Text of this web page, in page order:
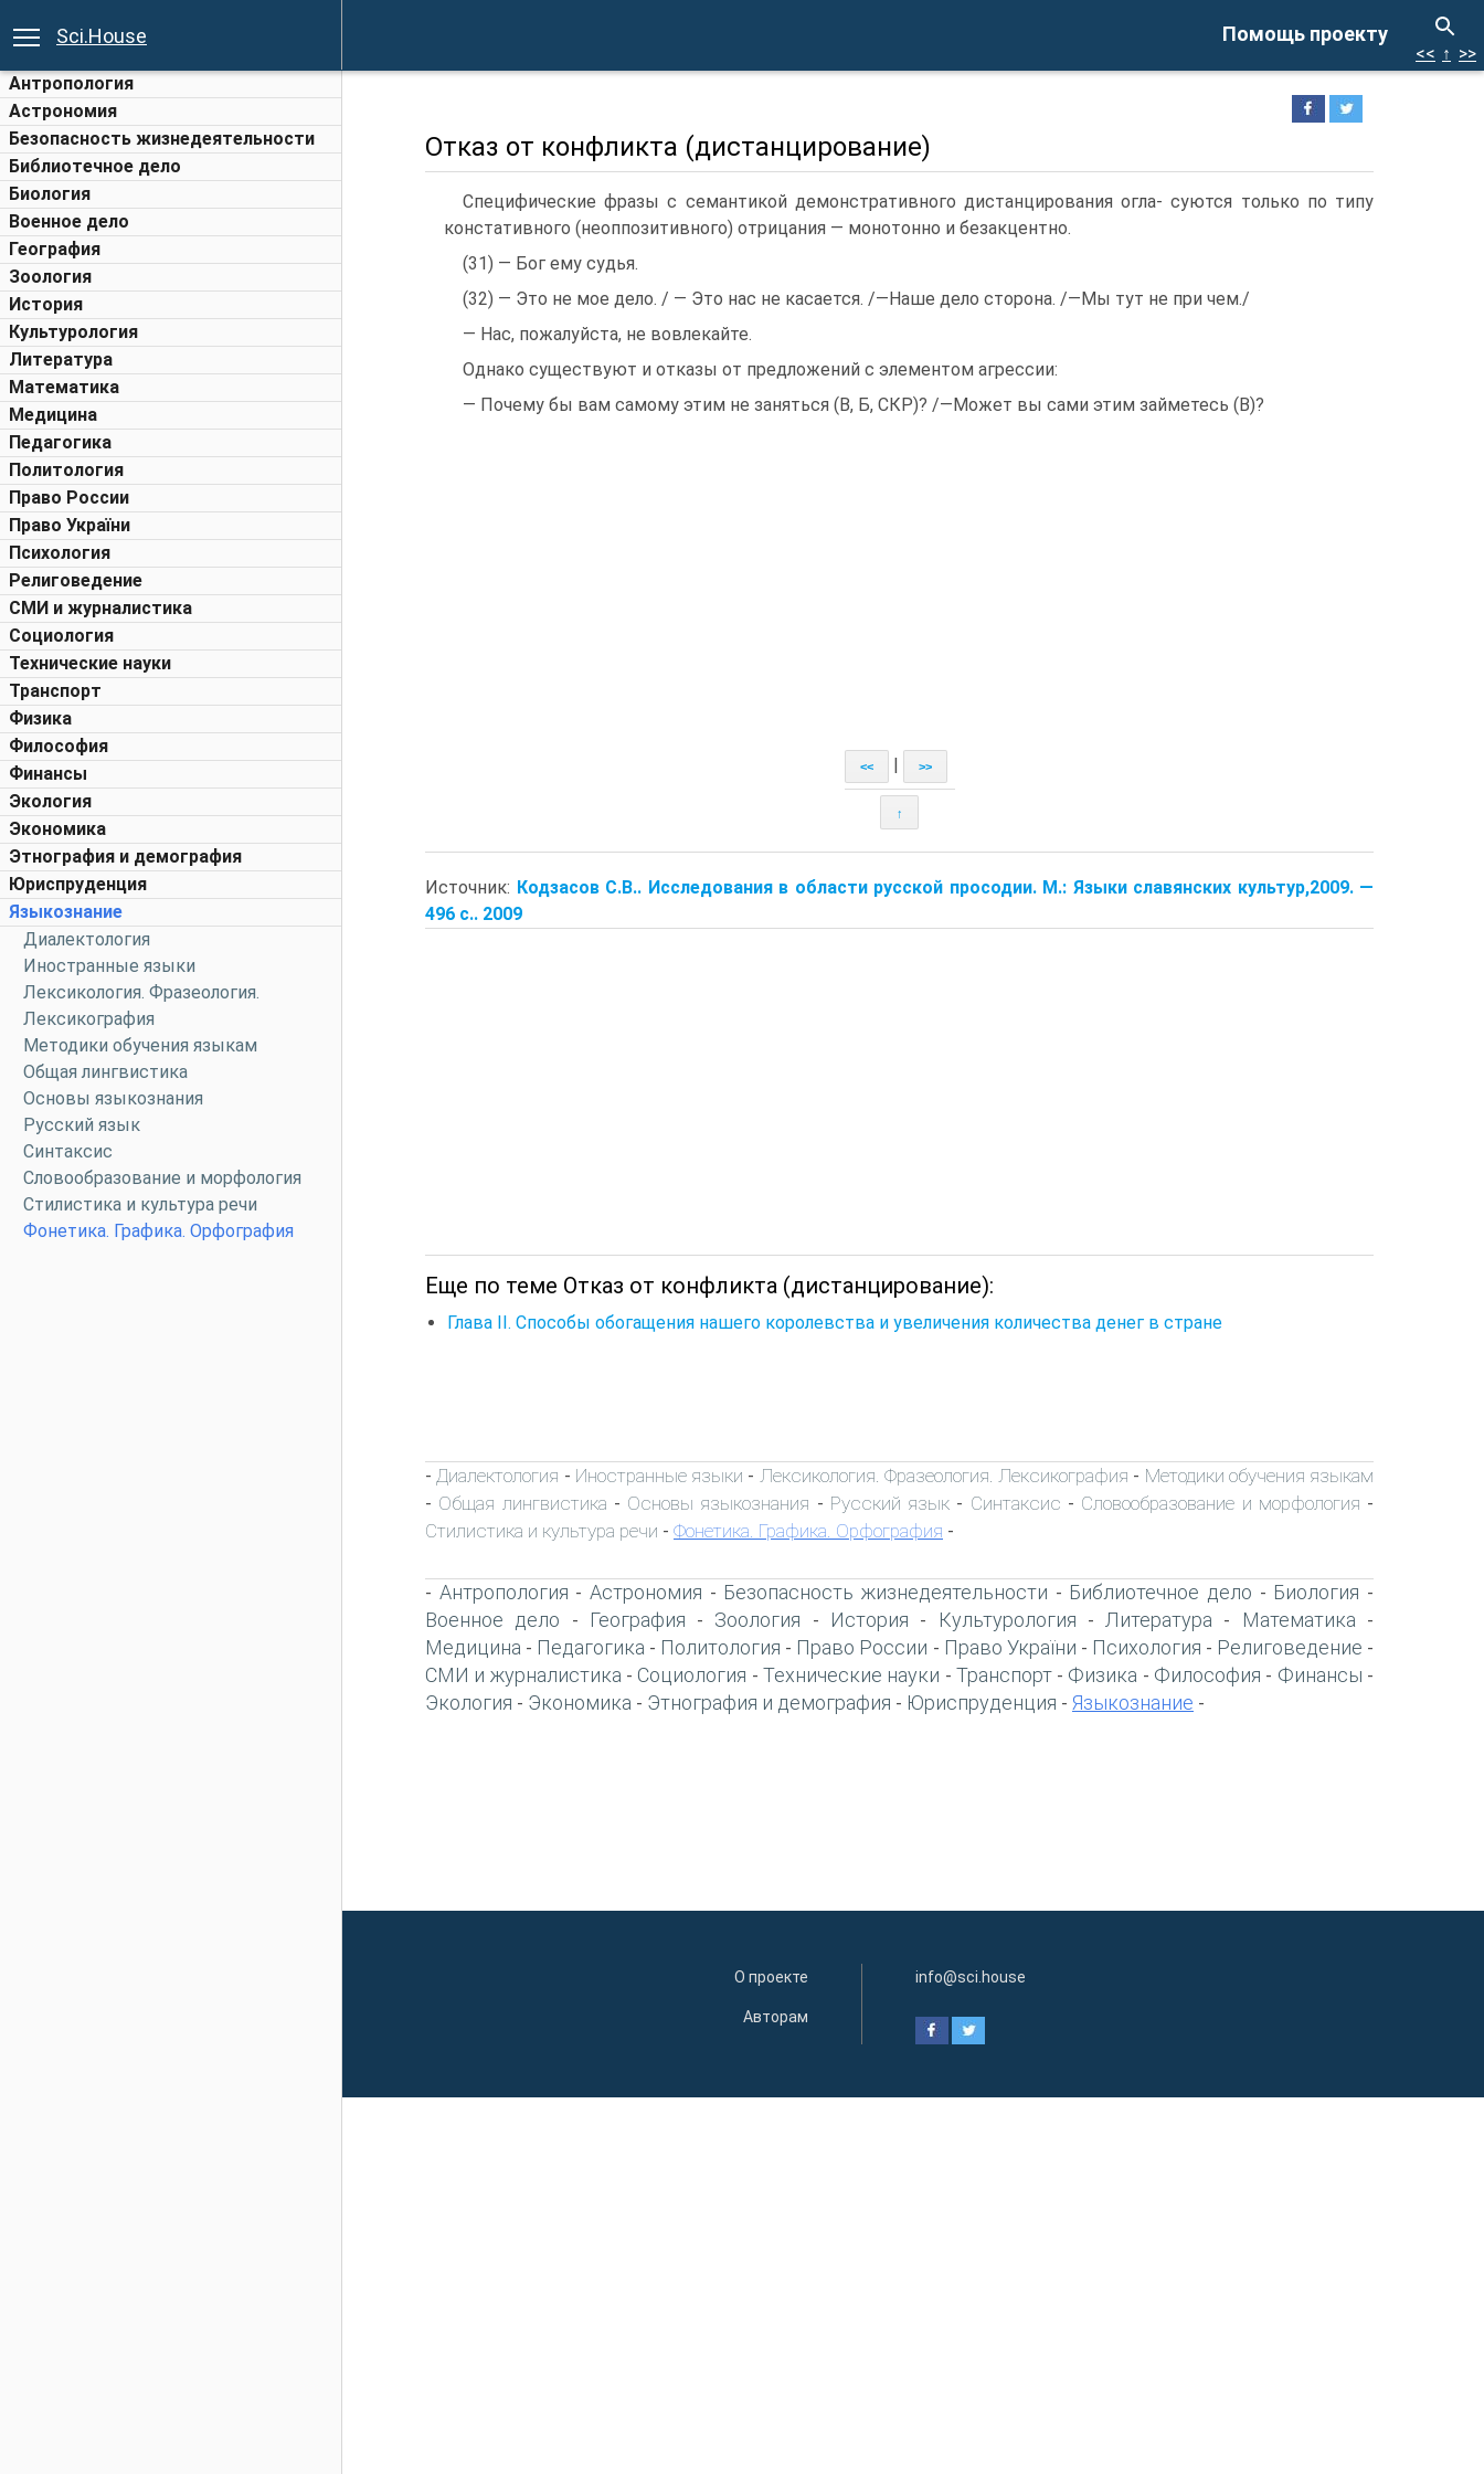
Помощь проекту
Sci.House
Антропология
Астрономия
Безопасность жизнедеятельности
Библиотечное дело
Биология
Военное дело
География
Зоология
История
Культурология
Литература
Математика
Медицина
Педагогика
Политология
Право России
Право України
Психология
Религоведение
СМИ и журналистика
Социология
Технические науки
Транспорт
Физика
Философия
Финансы
Экология
Экономика
Этнография и демография
Юриспруденция
Языкознание
Диалектология
Иностранные языки
Лексикология. Фразеология.
Лексикография
Методики обучения языкам
Общая лингвистика
Основы языкознания
Русский язык
Синтаксис
Словообразование и морфология
Стилистика и культура речи
Фонетика. Графика. Орфография
<< ↑ >>
Отказ от конфликта (дистанцирование)
Специфические фразы с семантикой демонстративного дистанцирования огла- суются только по типу
констативного (неоппозитивного) отрицания — монотонно и безакцентно.
(31) — Бог ему судья.
(32) — Это не мое дело. / — Это нас не касается. /—Наше дело сторона. /—Мы тут не при чем./
— Нас, пожалуйста, не вовлекайте.
Однако существуют и отказы от предложений с элементом агрессии:
— Почему бы вам самому этим не заняться (В, Б, СКР)? /—Может вы сами этим займетесь (В)?
<< >>
↑
Источник: Кодзасов С.В.. Исследования в области русской просодии. М.: Языки славянских культур,2009. —
496 с.. 2009
Еще по теме Отказ от конфликта (дистанцирование):
Глава II. Способы обогащения нашего королевства и увеличения количества денег в стране
- Диалектология - Иностранные языки - Лексикология. Фразеология. Лексикография - Методики обучения языкам
- Общая лингвистика - Основы языкознания - Русский язык - Синтаксис - Словообразование и морфология -
Стилистика и культура речи - Фонетика. Графика. Орфография -
- Антропология -Астрономия - Безопасность жизнедеятельности - Библиотечное дело - Биология -
Военное дело - География - Зоология - История - Культурология - Литература - Математика -
Медицина - Педагогика - Политология - Право России - Право України - Психология - Религоведение -
СМИ и журналистика - Социология - Технические науки - Транспорт- Физика - Философия - Финансы -
Экология - Экономика - Этнография и демография - Юриспруденция - Языкознание -
О проекте
Авторам
info@sci.house